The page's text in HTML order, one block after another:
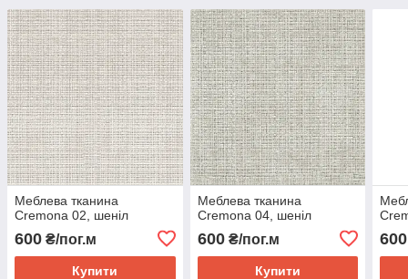
Меблева тканина
Cremona 02, шеніл
600 ₴/пог.м
Купити
Меблева тканина
Cremona 04, шеніл
600₴/пог.м
Купити
600